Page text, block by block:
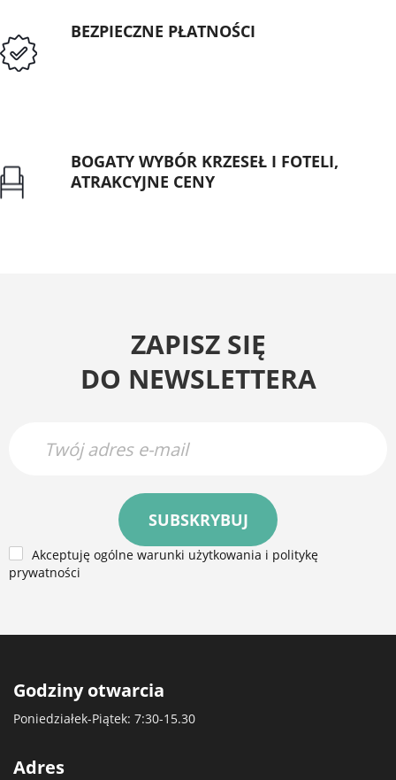
BEZPIECZNE PŁATNOŚCI
BOGATY WYBÓR KRZESEŁ I FOTELI,
ATRAKCYJNE CENY
ZAPISZ SIĘ
DO NEWSLETTERA
SUBSKRYBUJ
Akceptuję ogólne warunki użytkowania i politykę
prywatności
Godziny otwarcia
Poniedziałek-Piątek: 7:30-15.30
Adres